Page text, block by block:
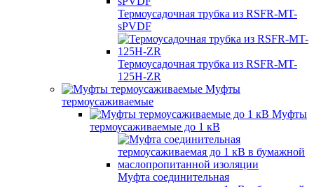
Термоусадочная трубка из RSFR-MT-
sPVDF
Термоусадочная трубка из RSFR-MT-
125H-ZR
Муфты
термоусаживаемые
Муфты
термоусаживаемые до 1 кВ
Муфта соединительная